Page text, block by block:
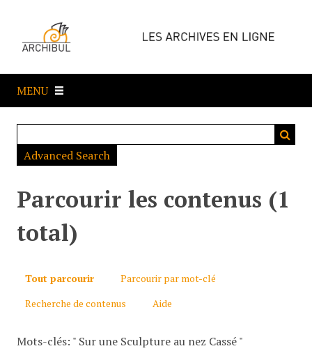
e
a
MENU
Advanced Search
Parcourir les contenus (1
total)
Tout parcourir
Parcourir par mot-clé
Recherche de contenus
Aide
Mots-clés: " Sur une Sculpture au nez Cassé "